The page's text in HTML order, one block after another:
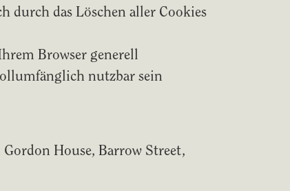
durch das Löschen aller Cookies
Browser generell
nutzbar sein
House, Barrow Street,